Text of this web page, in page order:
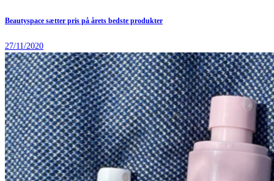
Beautyspace sætter pris på årets bedste produkter
27/11/2020